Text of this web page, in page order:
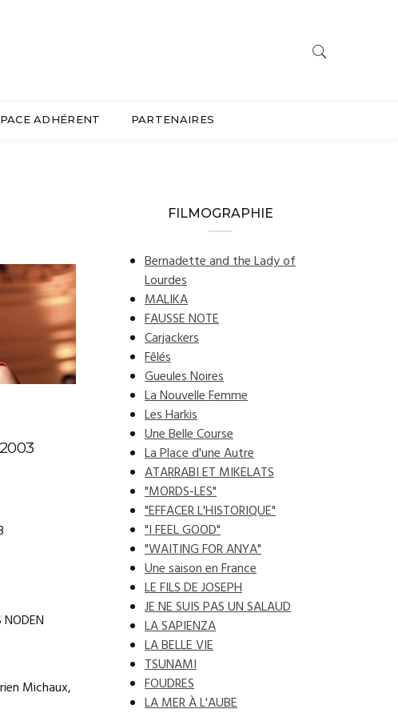
ADHÉRENT PARTENAIRES
2003
NODEN
Michaux,
FILMOGRAPHIE
Bernadette and the Lady of
Lourdes
MALIKA
FAUSSE NOTE
Carjackers
Fêlés
Gueules Noires
La Nouvelle Femme
Les Harkis
Une Belle Course
La Place d'une Autre
ATARRABI ET MIKELATS
"MORDS-LES"
"EFFACER L'HISTORIQUE"
"I FEEL GOOD"
"WAITING FOR ANYA"
Une saison en France
LE FILS DE JOSEPH
JE NE SUIS PAS UN SALAUD
LA SAPIENZA
LA BELLE VIE
TSUNAMI
FOUDRES
LA MER À L'AUBE